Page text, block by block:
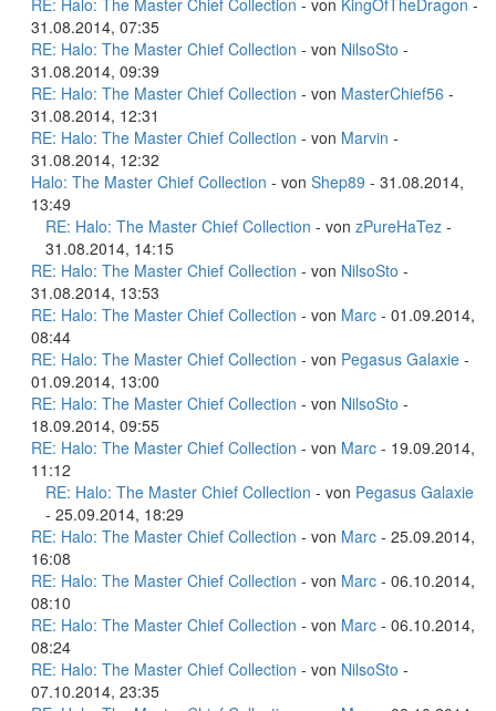
RE: Halo: The Master Chief Collection - von KingOfTheDragon -
31.08.2014, 07:35
RE: Halo: The Master Chief Collection - von NilsoSto -
31.08.2014, 09:39
RE: Halo: The Master Chief Collection - von MasterChief56 -
31.08.2014, 12:31
RE: Halo: The Master Chief Collection - von Marvin -
31.08.2014, 12:32
Halo: The Master Chief Collection - von Shep89 - 31.08.2014,
13:49
RE: Halo: The Master Chief Collection - von zPureHaTez -
31.08.2014, 14:15
RE: Halo: The Master Chief Collection - von NilsoSto -
31.08.2014, 13:53
RE: Halo: The Master Chief Collection - von Marc - 01.09.2014,
08:44
RE: Halo: The Master Chief Collection - von Pegasus Galaxie -
01.09.2014, 13:00
RE: Halo: The Master Chief Collection - von NilsoSto -
18.09.2014, 09:55
RE: Halo: The Master Chief Collection - von Marc - 19.09.2014,
11:12
RE: Halo: The Master Chief Collection - von Pegasus Galaxie
- 25.09.2014, 18:29
RE: Halo: The Master Chief Collection - von Marc - 25.09.2014,
16:08
RE: Halo: The Master Chief Collection - von Marc - 06.10.2014,
08:10
RE: Halo: The Master Chief Collection - von Marc - 06.10.2014,
08:24
RE: Halo: The Master Chief Collection - von NilsoSto -
07.10.2014, 23:35